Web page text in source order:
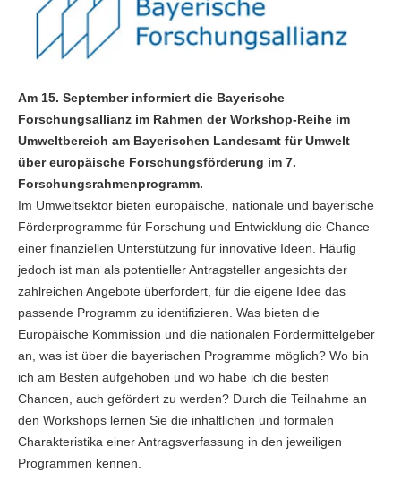
Am 15. September informiert die Bayerische
Forschungsallianz im Rahmen der Workshop-Reihe im
Umweltbereich am Bayerischen Landesamt für Umwelt
über europäische Forschungsförderung im 7.
Forschungsrahmenprogramm.
Im Umweltsektor bieten europäische, nationale und bayerische
Förderprogramme für Forschung und Entwicklung die Chance
einer finanziellen Unterstützung für innovative Ideen. Häufig
jedoch ist man als potentieller Antragsteller angesichts der
zahlreichen Angebote überfordert, für die eigene Idee das
passende Programm zu identifizieren. Was bieten die
Europäische Kommission und die nationalen Fördermittelgeber
an, was ist über die bayerischen Programme möglich? Wo bin
ich am Besten aufgehoben und wo habe ich die besten
Chancen, auch gefördert zu werden? Durch die Teilnahme an
den Workshops lernen Sie die inhaltlichen und formalen
Charakteristika einer Antragsverfassung in den jeweiligen
Programmen kennen.